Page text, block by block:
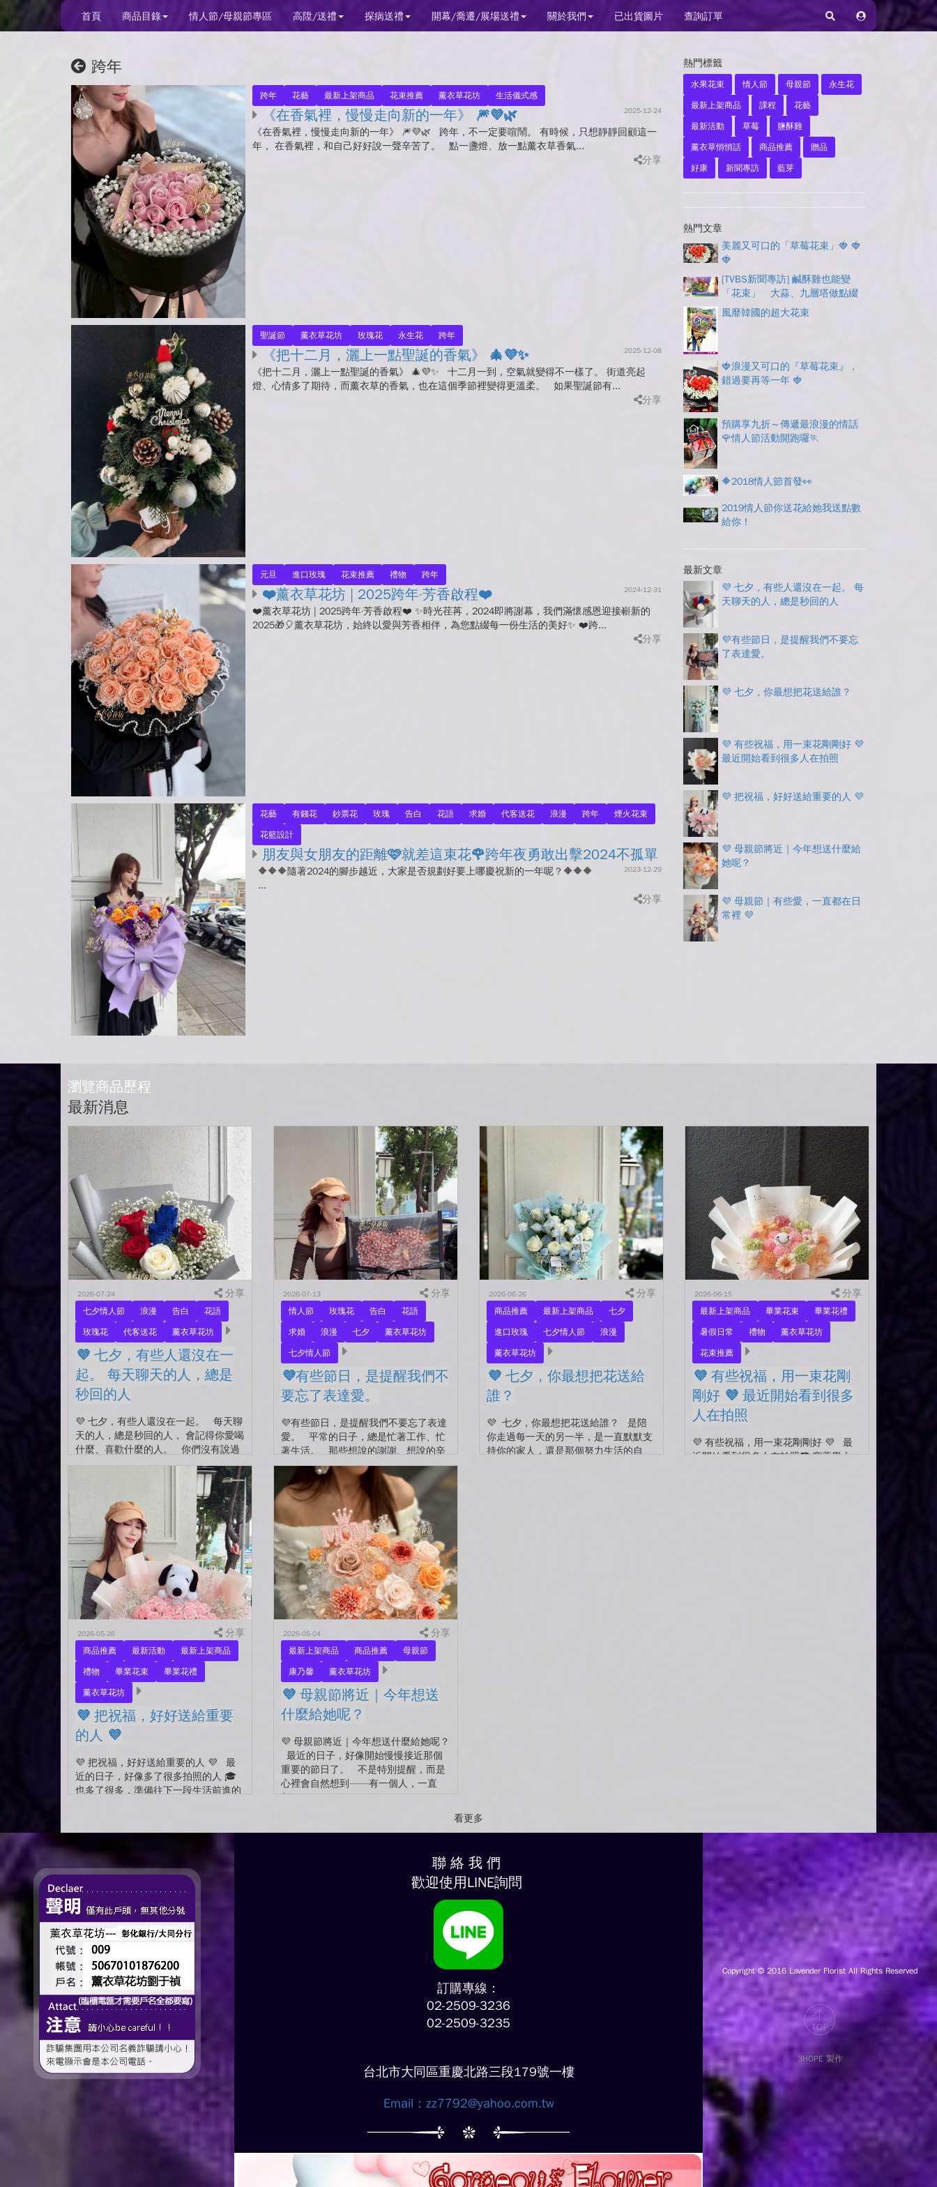
首頁 商品目錄 情人節/母親節專區 高陞/送禮 探病送禮 開幕/喬遷/展場送禮 關於我們 已出貨圖片 查詢訂單
跨年
跨年 花藝 最新上架商品 花束推薦 薰衣草花坊 生活儀式感
《在香氣裡，慢慢走向新的一年》 🎆💜🌿 2025-12-24
《在香氣裡，慢慢走向新的一年》 🎆💜🌿 跨年，不一定要喧鬧。 有時候，只想靜靜回顧這一
年， 在香氣裡，和自己好好說一聲辛苦了。 點一盞燈、放一點薰衣草香氣...
分享
聖誕節 薰衣草花坊 玫瑰花 永生花 跨年
《把十二月，灑上一點聖誕的香氣》 🎄💜✨ 2025-12-08
《把十二月，灑上一點聖誕的香氣》 🎄💜✨ 十二月一到，空氣就變得不一樣了。 街道亮起
燈、心情多了期待，而薰衣草的香氣，也在這個季節裡變得更溫柔。 如果聖誕節有...
分享
元旦 進口玫瑰 花束推薦 禮物 跨年
❤️薰衣草花坊 | 2025跨年·芳香啟程❤️ 2024-12-31
❤️薰衣草花坊 | 2025跨年·芳香啟程❤️ ✨時光荏苒，2024即將謝幕，我們滿懷感恩迎接嶄新的
2025🎁🎈薰衣草花坊，始終以愛與芳香相伴，為您點綴每一份生活的美好✨ ❤️跨...
分享
花藝 有錢花 鈔票花 玫瑰 告白 花語 求婚 代客送花 浪漫 跨年
煙火花束
花籃設計
朋友與女朋友的距離🩷就差這束花🌹跨年夜勇敢出擊2024不孤單
2023-12-29
🔶🔶🔶隨著2024的腳步越近，大家是否規劃好要上哪慶祝新的一年呢？🔶🔶🔶
...
分享
熱門標籤
水果花束 情人節 母親節
永生花
最新上架商品
課程
花藝
最新活動
草莓
鹽酥雞
薰衣草悄悄話
商品推薦
贈品
好康
新聞專訪 藍芽
熱門文章
美麗又可口的「草莓花束」🍓 🍓
🍓
[TVBS新聞專訪] 鹹酥雞也能變
「花束」 大蒜、九層塔做點綴
風靡韓國的超大花束
🍓浪漫又可口的『草莓花束』，
錯過要再等一年 🍓
預購享九折～傳遞最浪漫的情話
🌹情人節活動開跑囉🏃
🔶2018情人節首發👀
2019情人節你送花給她我送點數
給你！
最新文章
💜 七夕，有些人還沒在一起。 每
天聊天的人，總是秒回的人
💜有些節日，是提醒我們不要忘
了表達愛。
💜 七夕，你最想把花送給誰？
💜 有些祝福，用一束花剛剛好 💜
最近開始看到很多人在拍照
💜 把祝福，好好送給重要的人 💜
💜 母親節將近｜今年想送什麼給
她呢？
💜 母親節｜有些愛，一直都在日
常裡 💜
瀏覽商品歷程
最新消息
2026-07-24 分享
七夕情人節 浪漫 告白
花語
玫瑰花
代客送花 薰衣草花坊
💜 七夕，有些人還沒在一
起。 每天聊天的人，總是
秒回的人
💜 七夕，有些人還沒在一起。 每天聊
天的人，總是秒回的人， 會記得你愛喝
什麼、喜歡什麼的人。 你們沒有說過
喜歡，卻早已習慣彼此存在。 七夕快
到...
2026-07-13 分享
情人節 玫瑰花 告白
花語
求婚
浪漫 七夕
薰衣草花坊
七夕情人節
💜有些節日，是提醒我們不
要忘了表達愛。
💜有些節日，是提醒我們不要忘了表達
愛。 平常的日子，總是忙著工作、忙
著生活。 那些想說的謝謝、想說的辛
苦了、想說的我愛你。 常常就這樣，
留到了下...
2026-06-26 分享
商品推薦 最新上架商品
七夕
進口玫瑰
七夕情人節
浪漫
薰衣草花坊
💜 七夕，你最想把花送給
誰？
💜 七夕，你最想把花送給誰？ 是陪
你走過每一天的另一半，是一直默默支
持你的家人，還是那個努力生活的自
2026-06-15 分享
最新上架商品 畢業花束
畢業花禮
暑假日常
禮物
薰衣草花坊
花束推薦
💜 有些祝福，用一束花剛
剛好 💜 最近開始看到很多
人在拍照
💜 有些祝福，用一束花剛剛好 💜 最
近開始看到很多人在拍照📷 穿著學士
2026-05-26 分享
商品推薦 最新活動
最新上架商品
禮物
畢業花束
畢業花禮
薰衣草花坊
💜 把祝福，好好送給重要
的人 💜
💜 把祝福，好好送給重要的人 💜 最
近的日子，好像多了很多拍照的人 🎓
也多了很多，準備往下一段生活前進的
2026-05-04 分享
最新上架商品 商品推薦
母親節
康乃馨
薰衣草花坊
💜 母親節將近｜今年想送
什麼給她呢？
💜 母親節將近｜今年想送什麼給她呢？
最近的日子，好像開始慢慢接近那個
重要的節日了。 不是特別提醒，而是
心裡會自然想到——有一個人，一直
都...
看更多
聯 絡 我 們
歡迎使用LINE詢問
訂購專線：
02-2509-3236
02-2509-3235
台北市大同區重慶北路三段179號一樓
Email： zz7792@yahoo.com.tw
Copyright © 2016 Lavender Florist All Rights Reserved
3HOPE 製作